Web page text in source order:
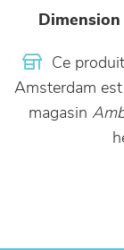
Dimension
Ce
Amsterdam
magasin